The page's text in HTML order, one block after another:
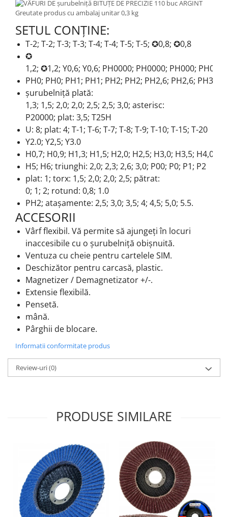
SETUL CONȚINE:
T-2; T-2; T-3; T-3; T-4; T-4; T-5; T-5; ✪0,8; ✪0,8
✪
1,2; ✪1,2; Y0,6; Y0,6; PH0000; PH0000; PH000; PH000;
PH0; PH0; PH1; PH1; PH2; PH2; PH2,6; PH2,6; PH3.0;
șurubelniță plată:
1,3; 1,5; 2,0; 2,0; 2,5; 2,5; 3,0; asterisc:
P20000; plat: 3,5; T25H
U: 8; plat: 4; T-1; T-6; T-7; T-8; T-9; T-10; T-15; T-20
Y2.0; Y2,5; Y3.0
H0,7; H0,9; H1,3; H1,5; H2,0; H2,5; H3,0; H3,5; H4,0;
H5; H6; triunghi: 2,0; 2,3; 2,6; 3,0; P00; P0; P1; P2
plat: 1; torx: 1,5; 2,0; 2,0; 2,5; pătrat:
0; 1; 2; rotund: 0,8; 1.0
PH2; atașamente: 2,5; 3,0; 3,5; 4; 4,5; 5,0; 5.5.
ACCESORII
Vârf flexibil. Vă permite să ajungeți în locuri
inaccesibile cu o șurubelniță obișnuită.
Ventuza cu cheie pentru cartelele SIM.
Deschizător pentru carcasă, plastic.
Magnetizer / Demagnetizator +/-.
Extensie flexibilă.
Pensetă.
mână.
Pârghii de blocare.
Informatii conformitate produs
Review-uri(0)
PRODUSE SIMILARE